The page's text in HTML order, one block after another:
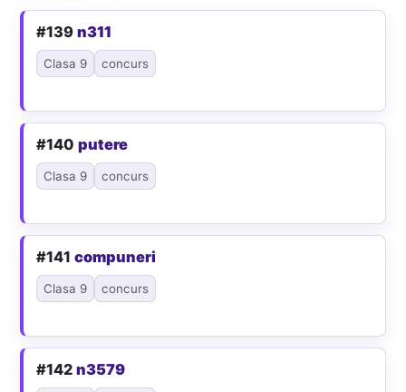
#139n311
Clasa 9 concurs
#140putere
Clasa 9 concurs
#141compuneri
Clasa 9 concurs
#142n3579